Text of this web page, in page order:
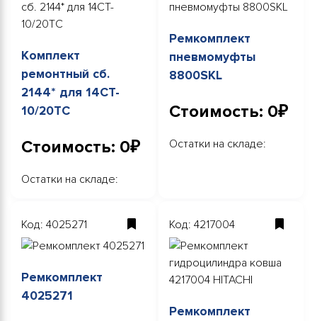
Комплект
ремонтный сб.
2144* для 14CT-
10/20TC
Стоимость: 0₽
Остатки на складе:
Ремкомплект
пневмомуфты
8800SKL
Стоимость: 0₽
Остатки на складе:
Код: 4025271
Ремкомплект
4025271
Код: 4217004
Ремкомплект